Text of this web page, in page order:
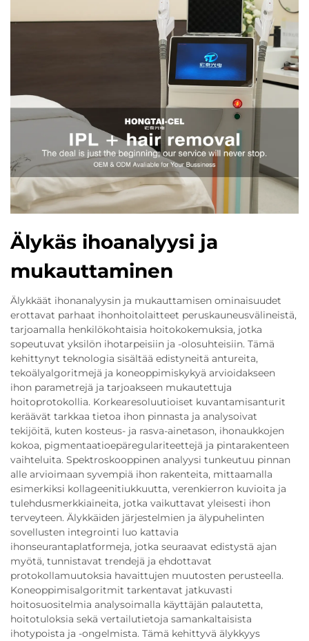
Älykäs ihoanalyysi ja
mukauttaminen
Älykkäät ihonanalyysin ja mukauttamisen ominaisuudet
erottavat parhaat ihonhoitolaitteet peruskauneusvälineistä,
tarjoamalla henkilökohtaisia hoitokokemuksia, jotka
sopeutuvat yksilön ihotarpeisiin ja -olosuhteisiin. Tämä
kehittynyt teknologia sisältää edistyneitä antureita,
tekoälyalgoritmejä ja koneoppimiskykyä arvioidakseen
ihon parametrejä ja tarjoakseen mukautettuja
hoitoprotokollia. Korkearesoluutioiset kuvantamisanturit
keräävät tarkkaa tietoa ihon pinnasta ja analysoivat
tekijöitä, kuten kosteus- ja rasva-ainetason, ihonaukkojen
kokoa, pigmentaatioepäregulariteettejä ja pintarakenteen
vaihteluita. Spektroskooppinen analyysi tunkeutuu pinnan
alle arvioimaan syvempiä ihon rakenteita, mittaamalla
esimerkiksi kollageenitiukkuutta, verenkierron kuvioita ja
tulehdusmerkkiaineita, jotka vaikuttavat yleisesti ihon
terveyteen. Älykkäiden järjestelmien ja älypuhelinten
sovellusten integrointi luo kattavia
ihonseurantaplatformeja, jotka seuraavat edistystä ajan
myötä, tunnistavat trendejä ja ehdottavat
protokollamuutoksia havaittujen muutosten perusteella.
Koneoppimisalgoritmit tarkentavat jatkuvasti
hoitosuositelmia analysoimalla käyttäjän palautetta,
hoitotuloksia sekä vertailutietoja samankaltaisista
ihotypoista ja -ongelmista. Tämä kehittyvä älykkyys